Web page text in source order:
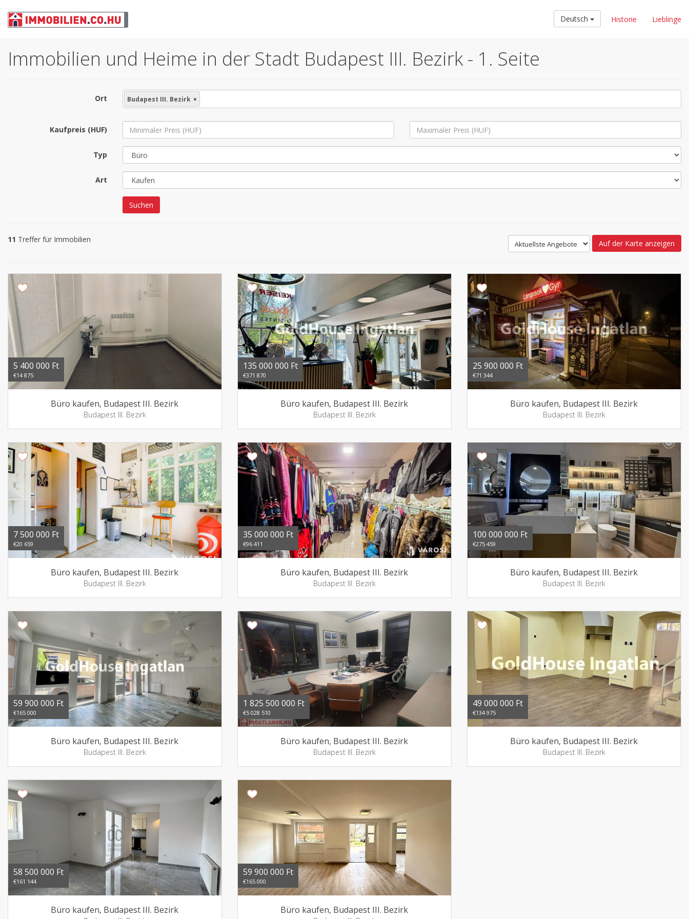
Deutsch Historie Lieblinge
Immobilien und Heime in der Stadt Budapest III. Bezirk - 1. Seite
Ort Budapest III. Bezirk ×
Kaufpreis (HUF)
Typ
Art
Suchen
11 Treffer für Immobilien Auf der Karte anzeigen
5 400 000 Ft
€14 875
Büro kaufen, Budapest III. Bezirk
Budapest III. Bezirk
135 000 000 Ft
€371 870
Büro kaufen, Budapest III. Bezirk
Budapest III. Bezirk
25 900 000 Ft
€71 344
Büro kaufen, Budapest III. Bezirk
Budapest III. Bezirk
7 500 000 Ft
€20 659
Büro kaufen, Budapest III. Bezirk
Budapest III. Bezirk
35 000 000 Ft
€96 411
Büro kaufen, Budapest III. Bezirk
Budapest III. Bezirk
100 000 000 Ft
€275 459
Büro kaufen, Budapest III. Bezirk
Budapest III. Bezirk
59 900 000 Ft
€165 000
Büro kaufen, Budapest III. Bezirk
Budapest III. Bezirk
1 825 500 000 Ft
€5 028 510
Büro kaufen, Budapest III. Bezirk
Budapest III. Bezirk
49 000 000 Ft
€134 975
Büro kaufen, Budapest III. Bezirk
Budapest III. Bezirk
58 500 000 Ft
€161 144
Büro kaufen, Budapest III. Bezirk
59 900 000 Ft
€165 000
Büro kaufen, Budapest III. Bezirk